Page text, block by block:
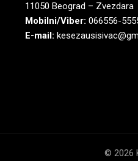
11050 Beograd – Zvezdara
Mobilni/Viber: 066556-
E-mail:
© 2026